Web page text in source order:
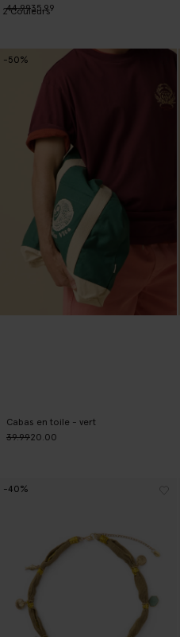
44.9935.99
2Couleurs
Cabas en toile - vert
39.9920.00
-50%
-40%